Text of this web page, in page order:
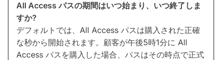
All Access パスの期間はいつ始まり、いつ終了しま
すか?
デフォルトでは、All Access パスは購入された正確
な秒から開始されます。顧客が午後5時1分に All
Access パスを購入した場合、パスはその時点で正式